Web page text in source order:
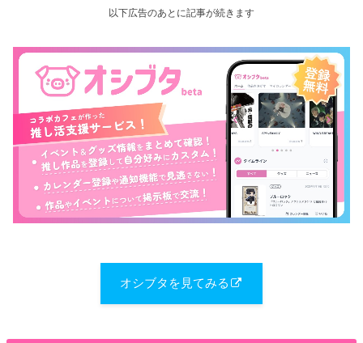
以下広告のあとに記事が続きます
オシブタを見てみる